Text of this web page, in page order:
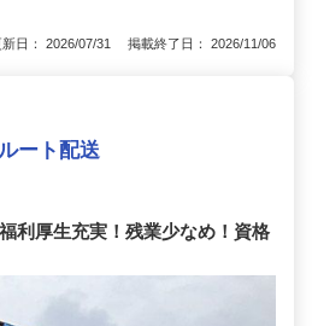
新日： 2026/07/31 掲載終了日： 2026/11/06
ート配送
利厚生充実！残業少なめ！資格